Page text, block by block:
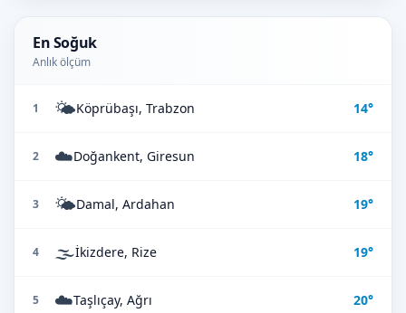
En Soğuk
Anlık ölçüm
1 🌤️Köprübaşı, Trabzon 14°
2 ☁️Doğankent, Giresun 18°
3 🌤️Damal, Ardahan 19°
4 🌫️İkizdere, Rize 19°
5 ☁️Taşlıçay, Ağrı 20°